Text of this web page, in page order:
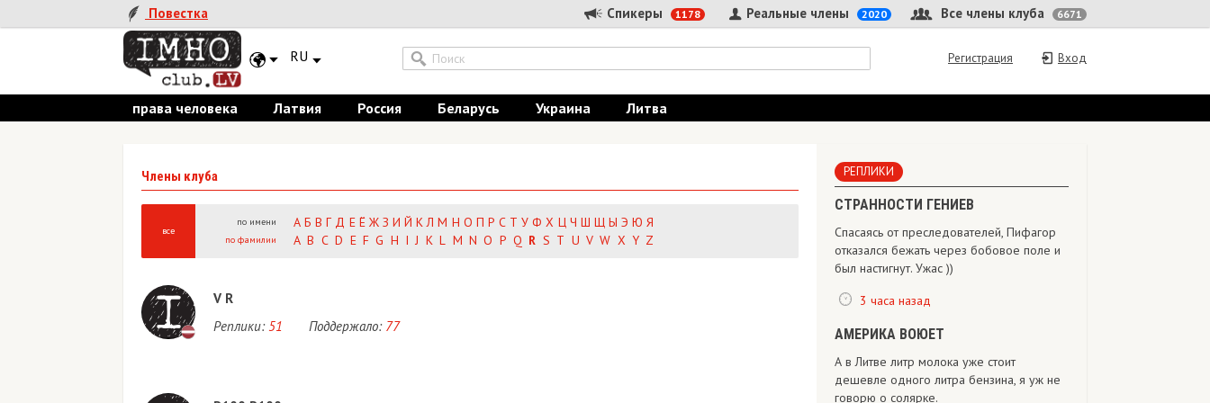
Повестка Спикеры 1178 Все члены клуба 6671
Реальные члены 2020
RU Вход
Регистрация
права человека Латвия Россия Беларусь Украина Литва
Члены клуба
все
по имени
по фамилии
А Б В Г Д Е Ё Ж З И Й К Л М Н О П Р С Т У Ф Х Ц Ч Ш Щ Ы Э Ю Я
A B C D E F G H I J K L M N O P Q R S T U V W X Y Z
V R
Реплики: 51 Поддержало: 77
РЕПЛИКИ
СТРАННОСТИ ГЕНИЕВ
Спасаясь от преследователей, Пифагор
отказался бежать через бобовое поле и
был настигнут. Ужас ))
3 часа назад
АМЕРИКА ВОЮЕТ
А в Литве литр молока уже стоит
дешевле одного литра бензина, я уж не
говорю о солярке.